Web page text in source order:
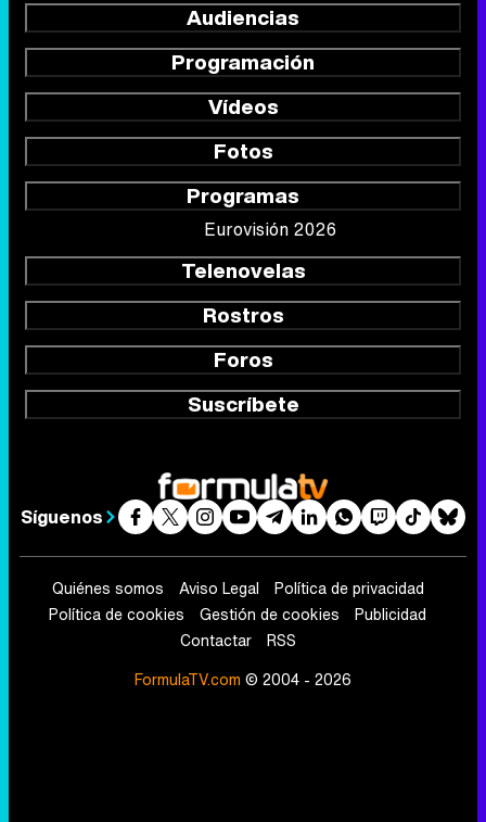
Audiencias
Programación
Vídeos
Fotos
Programas
Eurovisión 2026
Telenovelas
Rostros
Foros
Suscríbete
Síguenos
Quiénes somos Aviso Legal
Política de privacidad
Política de cookies
Gestión de cookies
Publicidad
Contactar
RSS
FormulaTV.com © 2004 - 2026